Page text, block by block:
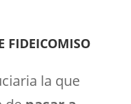
FIDEICOMISO
la que